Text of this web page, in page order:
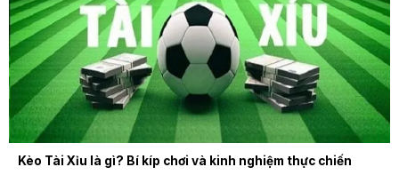
Kèo Tài Xỉu là gì? Bí kíp chơi và kinh nghiệm thực chiến